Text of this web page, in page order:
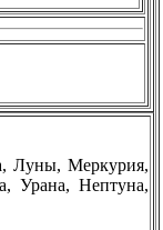
Луны, Меркурия,
Урана, Нептуна,